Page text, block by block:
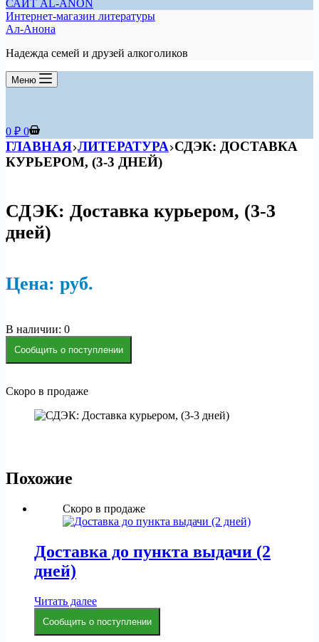
САЙТ AL-ANON
Интернет-магазин литературы
Ал-Анона
Надежда семей и друзей алкоголиков
Меню
Корзина
0 ₽ 0
ГЛАВНАЯ ЛИТЕРАТУРА СДЭК: ДОСТАВКА
КУРЬЕРОМ, (3-3 ДНЕЙ)
Скоро в продаже
СДЭК: Доставка курьером, (3-3
дней)
Цена: руб.
В наличии: 0
Сообщить о поступлении
Похожие
Скоро в продаже
Доставка до пункта выдачи (2
дней)
Читать далее
Сообщить о поступлении